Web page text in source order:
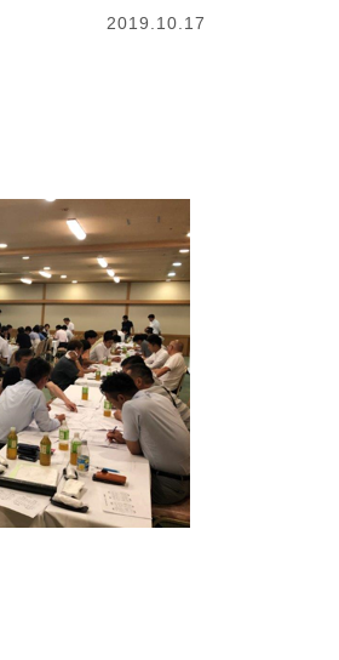
2019.10.17